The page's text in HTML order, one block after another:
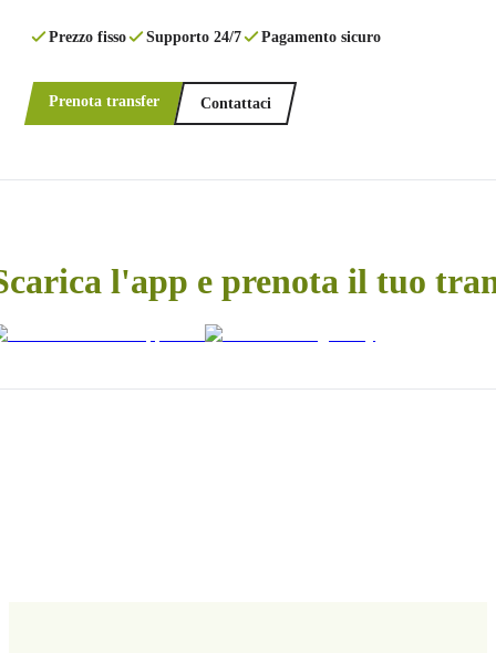
Prezzo fisso Supporto 24/7 Pagamento sicuro
Prenota transfer Contattaci
l'app e prenota il tuo